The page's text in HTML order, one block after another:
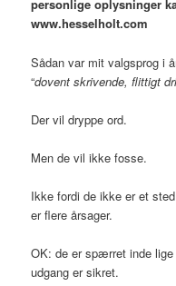
personlige oplysninger
www.hesselholt.com
Sådan var mit valgsprog i
“dovent skrivende, flittigt
Der vil dryppe ord.
Men de vil ikke fosse.
Ikke fordi de ikke er et
er flere årsager.
OK: de er spærret inde
udgang er sikret.